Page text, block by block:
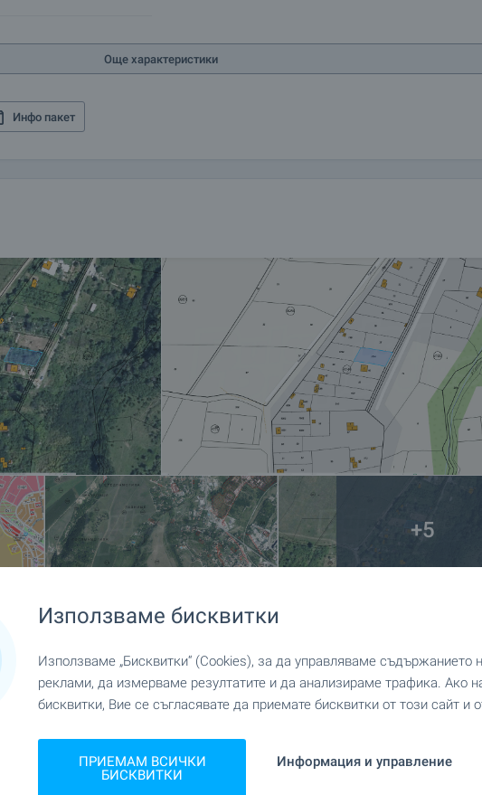
за кредит.
Още характеристики
Инфо пакет
+5
Използваме бисквитки
Използваме „Бисквитки“ (Cookies), за да управляваме съдържанието
реклами, да измерваме резултатите и да анализираме трафика. Ако
бисквитки, Вие се съгласявате да приемате бисквитки от този сайт и
ПРИЕМАМ ВСИЧКИ
БИСКВИТКИ
Информация и управление